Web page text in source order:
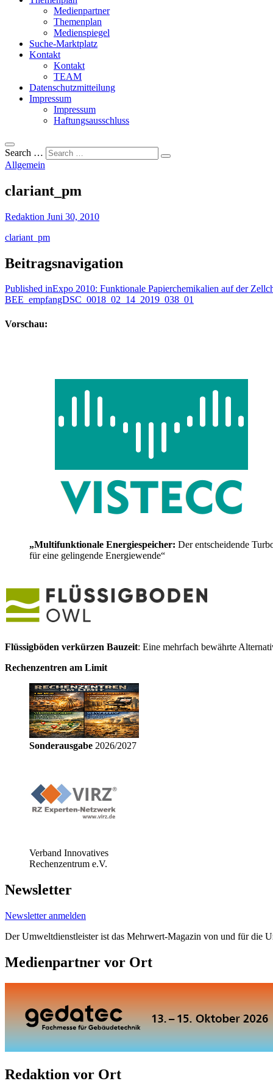
Medienpartner
Themenplan
Medienspiegel
Suche-Marktplatz
Kontakt
Kontakt
TEAM
Datenschutzmitteilung
Impressum
Impressum
Haftungsausschluss
Search …
Allgemein
clariant_pm
Redaktion Juni 30, 2010
clariant_pm
Beitragsnavigation
Published inExpo 2010: Funktionale Papierchemikalien auf der
BEE_empfangDSC_0018_02_14_2019_038_01
Vorschau:
„Multifunktionale Energiespeicher: Der entscheidende
für eine gelingende Energiewende“
Flüssigböden verkürzen Bauzeit: Eine mehrfach bewährte
Rechenzentren am Limit
Sonderausgabe 2026/2027
Verband Innovatives
Rechenzentrum e.V.
Newsletter
Newsletter anmelden
Der Umweltdienstleister ist das Mehrwert-Magazin von und für die
Medienpartner vor Ort
Redaktion vor Ort